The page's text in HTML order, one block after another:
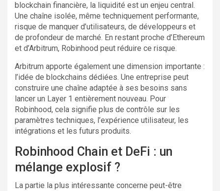
blockchain financière, la liquidité est un enjeu central.
Une chaîne isolée, même techniquement performante,
risque de manquer d’utilisateurs, de développeurs et
de profondeur de marché. En restant proche d’Ethereum
et d’Arbitrum, Robinhood peut réduire ce risque.
Arbitrum apporte également une dimension importante :
l’idée de blockchains dédiées. Une entreprise peut
construire une chaîne adaptée à ses besoins sans
lancer un Layer 1 entièrement nouveau. Pour
Robinhood, cela signifie plus de contrôle sur les
paramètres techniques, l’expérience utilisateur, les
intégrations et les futurs produits.
Robinhood Chain et DeFi : un
mélange explosif ?
La partie la plus intéressante concerne peut-être